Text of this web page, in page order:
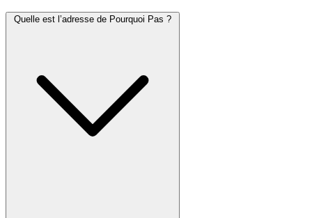
Quelle est l’adresse de Pourquoi Pas ?